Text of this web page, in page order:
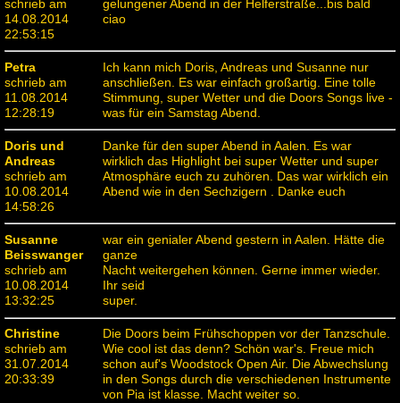
schrieb am
14.08.2014
22:53:15
gelungener Abend in der Helferstraße...bis bald
ciao
Petra
schrieb am
11.08.2014
12:28:19
Ich kann mich Doris, Andreas und Susanne nur
anschließen. Es war einfach großartig. Eine tolle
Stimmung, super Wetter und die Doors Songs live -
was für ein Samstag Abend.
Doris und
Andreas
schrieb am
10.08.2014
14:58:26
Danke für den super Abend in Aalen. Es war
wirklich das Highlight bei super Wetter und super
Atmosphäre euch zu zuhören. Das war wirklich ein
Abend wie in den Sechzigern . Danke euch
Susanne
Beisswanger
schrieb am
10.08.2014
13:32:25
war ein genialer Abend gestern in Aalen. Hätte die
ganze
Nacht weitergehen können. Gerne immer wieder.
Ihr seid
super.
Christine
schrieb am
31.07.2014
20:33:39
Die Doors beim Frühschoppen vor der Tanzschule.
Wie cool ist das denn? Schön war's. Freue mich
schon auf's Woodstock Open Air. Die Abwechslung
in den Songs durch die verschiedenen Instrumente
von Pia ist klasse. Macht weiter so.